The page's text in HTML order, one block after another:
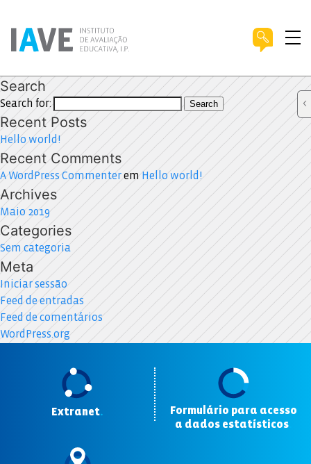
Search
Search for: Search
Recent Posts
Hello world!
Recent Comments
A WordPress Commenterem Hello world!
Archives
Maio 2019
Categories
Sem categoria
Meta
Iniciar sessão
Feed de entradas
Feed de comentários
WordPress.org
Extranet.
Formulário para acesso
a dados estatísticos